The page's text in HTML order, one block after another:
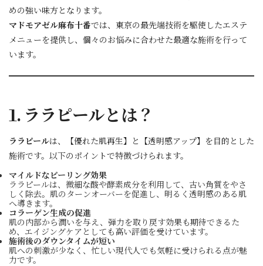
めの強い味方となります。
マドモアゼル麻布十番では、東京の最先端技術を駆使したエステ
メニューを提供し、個々のお悩みに合わせた最適な施術を行って
います。
1. ララピールとは？
ララピールは、【優れた肌再生】と【透明感アップ】を目的とした
施術です。以下のポイントで特徴づけられます。
マイルドなピーリング効果
ララピールは、微細な酸や酵素成分を利用して、古い角質をやさ
しく除去。肌のターンオーバーを促進し、明るく透明感のある肌
へ導きます。
コラーゲン生成の促進
肌の内部から潤いを与え、弾力を取り戻す効果も期待できるた
め、エイジングケアとしても高い評価を受けています。
施術後のダウンタイムが短い
肌への刺激が少なく、忙しい現代人でも気軽に受けられる点が魅
力です。